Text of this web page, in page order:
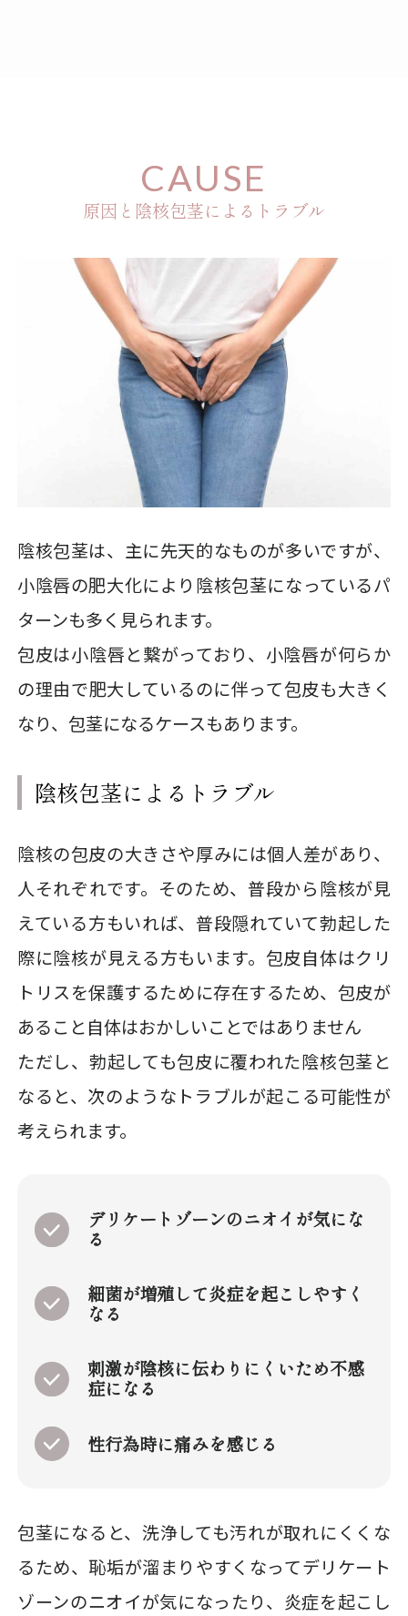
CAUSE
原因と陰核包茎によるトラブル
陰核包茎は、主に先天的なものが多いですが、
小陰唇の肥大化により陰核包茎になっているパ
ターンも多く見られます。
包皮は小陰唇と繋がっており、小陰唇が何らか
の理由で肥大しているのに伴って包皮も大きく
なり、包茎になるケースもあります。
陰核包茎によるトラブル
陰核の包皮の大きさや厚みには個人差があり、
人それぞれです。そのため、普段から陰核が見
えている方もいれば、普段隠れていて勃起した
際に陰核が見える方もいます。包皮自体はクリ
トリスを保護するために存在するため、包皮が
あること自体はおかしいことではありません
ただし、勃起しても包皮に覆われた陰核包茎と
なると、次のようなトラブルが起こる可能性が
考えられます。
デリケートゾーンのニオイが気にな
る
細菌が増殖して炎症を起こしやすく
なる
刺激が陰核に伝わりにくいため不感
症になる
性行為時に痛みを感じる
包茎になると、洗浄しても汚れが取れにくくな
るため、恥垢が溜まりやすくなってデリケート
ゾーンのニオイが気になったり、炎症を起こし